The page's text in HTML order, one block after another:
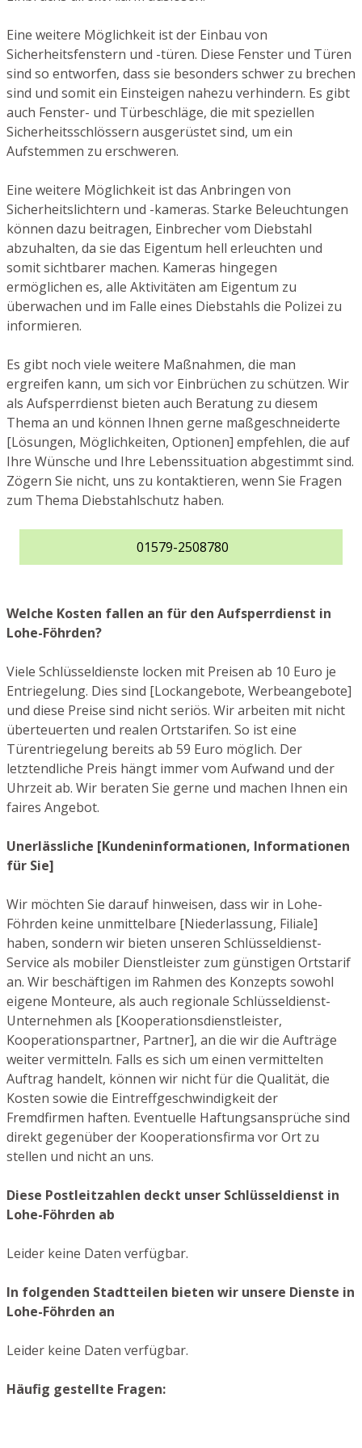
Eine weitere Möglichkeit ist der Einbau von
Sicherheitsfenstern und -türen. Diese Fenster und Türen
sind so entworfen, dass sie besonders schwer zu brechen
sind und somit ein Einsteigen nahezu verhindern. Es gibt
auch Fenster- und Türbeschläge, die mit speziellen
Sicherheitsschlössern ausgerüstet sind, um ein
Aufstemmen zu erschweren.
Eine weitere Möglichkeit ist das Anbringen von
Sicherheitslichtern und -kameras. Starke Beleuchtungen
können dazu beitragen, Einbrecher vom Diebstahl
abzuhalten, da sie das Eigentum hell erleuchten und
somit sichtbarer machen. Kameras hingegen
ermöglichen es, alle Aktivitäten am Eigentum zu
überwachen und im Falle eines Diebstahls die Polizei zu
informieren.
Es gibt noch viele weitere Maßnahmen, die man
ergreifen kann, um sich vor Einbrüchen zu schützen. Wir
als Aufsperrdienst bieten auch Beratung zu diesem
Thema an und können Ihnen gerne maßgeschneiderte
[Lösungen, Möglichkeiten, Optionen] empfehlen, die auf
Ihre Wünsche und Ihre Lebenssituation abgestimmt sind.
Zögern Sie nicht, uns zu kontaktieren, wenn Sie Fragen
zum Thema Diebstahlschutz haben.
01579-2508780
Welche Kosten fallen an für den Aufsperrdienst in
Lohe-Föhrden?
Viele Schlüsseldienste locken mit Preisen ab 10 Euro je
Entriegelung. Dies sind [Lockangebote, Werbeangebote]
und diese Preise sind nicht seriös. Wir arbeiten mit nicht
überteuerten und realen Ortstarifen. So ist eine
Türentriegelung bereits ab 59 Euro möglich. Der
letztendliche Preis hängt immer vom Aufwand und der
Uhrzeit ab. Wir beraten Sie gerne und machen Ihnen ein
faires Angebot.
Unerlässliche [Kundeninformationen, Informationen
für Sie]
Wir möchten Sie darauf hinweisen, dass wir in Lohe-
Föhrden keine unmittelbare [Niederlassung, Filiale]
haben, sondern wir bieten unseren Schlüsseldienst-
Service als mobiler Dienstleister zum günstigen Ortstarif
an. Wir beschäftigen im Rahmen des Konzepts sowohl
eigene Monteure, als auch regionale Schlüsseldienst-
Unternehmen als [Kooperationsdienstleister,
Kooperationspartner, Partner], an die wir die Aufträge
weiter vermitteln. Falls es sich um einen vermittelten
Auftrag handelt, können wir nicht für die Qualität, die
Kosten sowie die Eintreffgeschwindigkeit der
Fremdfirmen haften. Eventuelle Haftungsansprüche sind
direkt gegenüber der Kooperationsfirma vor Ort zu
stellen und nicht an uns.
Diese Postleitzahlen deckt unser Schlüsseldienst in
Lohe-Föhrden ab
Leider keine Daten verfügbar.
In folgenden Stadtteilen bieten wir unsere Dienste in
Lohe-Föhrden an
Leider keine Daten verfügbar.
Häufig gestellte Fragen: